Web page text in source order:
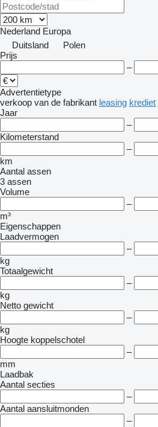
Nederland Europa
Duitsland
Polen
Prijs
–
Advertentietype
verkoop van de fabrikant leasing krediet
Jaar
–
Kilometerstand
–
km
Aantal assen
3 assen
Volume
–
m³
Eigenschappen
Laadvermogen
–
kg
Totaalgewicht
–
kg
Netto gewicht
–
kg
Hoogte koppelschotel
–
mm
Laadbak
Aantal secties
–
Aantal aansluitmonden
–